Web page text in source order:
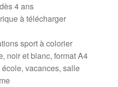
4 ans
à télécharger
sport à colorier
noir et blanc, format A4
vacances, salle